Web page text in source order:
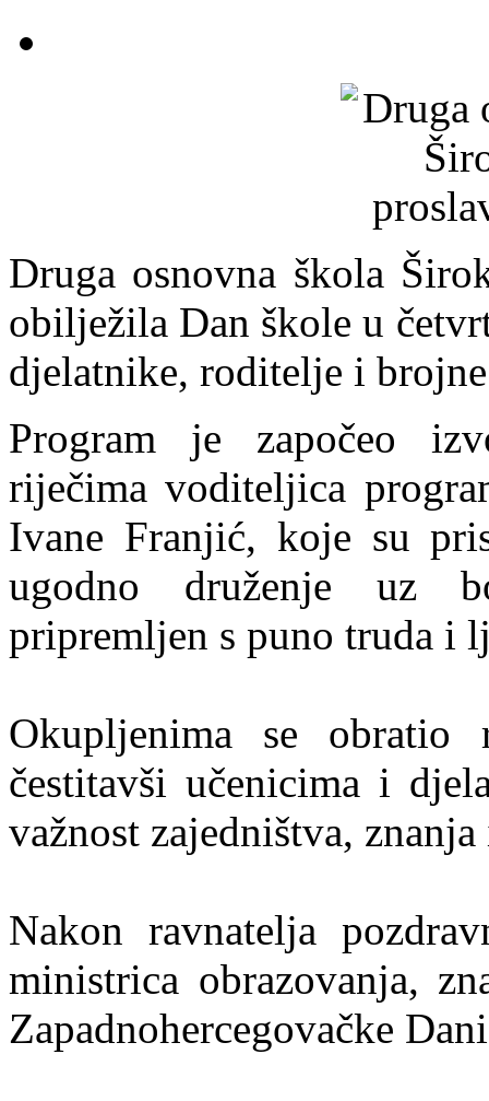
Druga osnovna škola
obilježila Dan škole u
djelatnike, roditelje i
Program je započeo
riječima voditeljica
Ivane Franjić, koje su
ugodno druženje uz
pripremljen s puno truda i
Okupljenima se obratio
čestitavši učenicima i
važnost zajedništva,
Nakon ravnatelja
ministrica obrazovanja,
Zapadnohercegovačke